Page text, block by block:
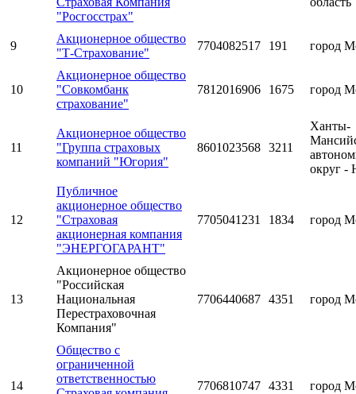
"Росгосстрах"
9
Акционерное общество
"Т-Страхование"
7704082517 191 город
10
Акционерное общество
"Совкомбанк
страхование"
7812016906 1675 город
11
Акционерное общество
"Группа страховых
компаний "Югория"
8601023568 3211
Ханты-
округ -
12
Публичное
акционерное общество
"Страховая
акционерная компания
"ЭНЕРГОГАРАНТ"
7705041231 1834 город
13
Акционерное общество
"Российская
Национальная
Перестраховочная
Компания"
7706440687 4351 город
14
Общество с
ограниченной
ответственностью
7706810747 4331 город